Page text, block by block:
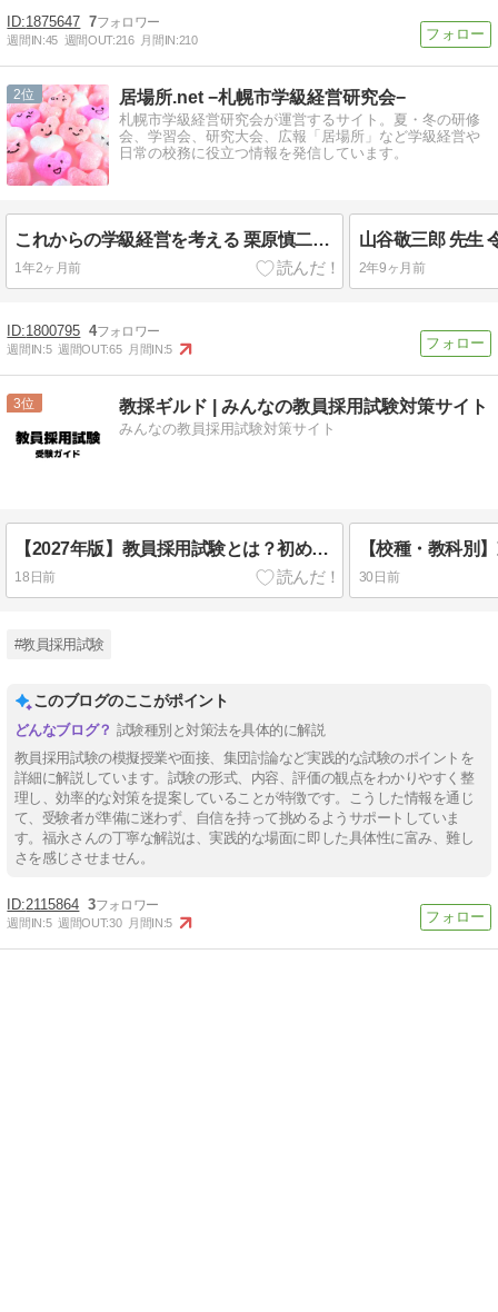
1875647 7
週間IN:45 週間OUT:216 月間IN:210
2 居場所.net −札幌市学級経営研究会−
札幌市学級経営研究会が運営するサイト。夏・冬の研修
会、学習会、研究大会、広報「居場所」など学級経営や
日常の校務に役立つ情報を発信しています。
これからの学級経営を考える 栗原慎二先生 令和７年度 札学経の夏の研修会
1年2ヶ月前 2年9ヶ月前
1800795 4
週間IN:5 週間OUT:65 月間IN:5
3 教採ギルド | みんなの教員採用試験対策サイト
みんなの教員採用試験対策サイト
【2027年版】教員採用試験とは？初めて受験する人向け完全ガイド
18日前 30日前
#教員採用試験
このブログのここがポイント
試験種別と対策法を具体的に解説
教員採用試験の模擬授業や面接、集団討論など実践的な試験のポイントを
詳細に解説しています。試験の形式、内容、評価の観点をわかりやすく整
理し、効率的な対策を提案していることが特徴です。こうした情報を通じ
て、受験者が準備に迷わず、自信を持って挑めるようサポートしていま
す。福永さんの丁寧な解説は、実践的な場面に即した具体性に富み、難し
さを感じさせません。
2115864 3
週間IN:5 週間OUT:30 月間IN:5